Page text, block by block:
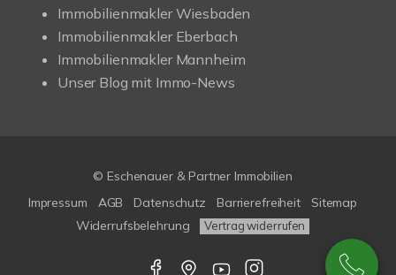
Immobilienmakler Wiesbaden
Immobilienmakler Eberbach
Immobilienmakler Mannheim
Unser Blog mit Immo-News
© Eschenauer & Partner Immobilien
Impressum
AGB Datenschutz Barrierefreiheit
Sitemap
Widerrufsbelehrung
Vertrag widerrufen